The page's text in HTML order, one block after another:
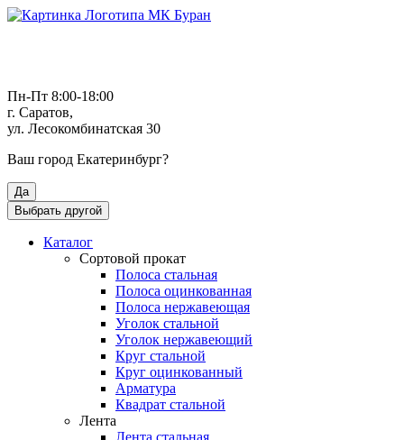
Пн-Пт 8:00-18:00
г. Саратов,
ул. Лесокомбинатская 30
Ваш город Екатеринбург?
Да
Выбрать другой
Каталог
Сортовой прокат
Полоса стальная
Полоса оцинкованная
Полоса нержавеющая
Уголок стальной
Уголок нержавеющий
Круг стальной
Круг оцинкованный
Арматура
Квадрат стальной
Лента
Лента стальная